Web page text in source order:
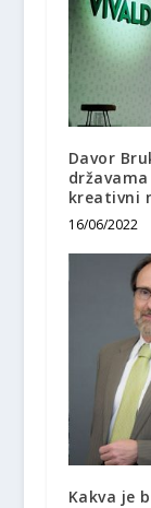
Davor
kreativni
16/06/2022
Kakva je